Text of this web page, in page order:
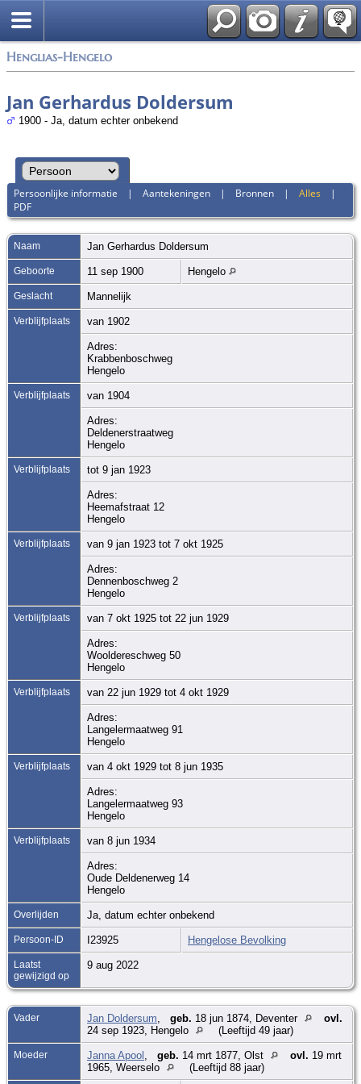
Henglias-Hengelo
Jan Gerhardus Doldersum
1900 - Ja, datum echter onbekend
Persoonlijke informatie |Aantekeningen | Bronnen |Alles |
PDF
Naam Jan Gerhardus Doldersum
Geboorte 11 sep 1900 Hengelo
Geslacht Mannelijk
Verblijfplaats van 1902
Adres:
Krabbenboschweg
Hengelo
Verblijfplaats van 1904
Adres:
Deldenerstraatweg
Hengelo
Verblijfplaats tot 9 jan 1923
Adres:
Heemafstraat 12
Hengelo
Verblijfplaats van 9 jan 1923 tot 7 okt 1925
Adres:
Dennenboschweg 2
Hengelo
Verblijfplaats van 7 okt 1925 tot 22 jun 1929
Adres:
Wooldereschweg 50
Hengelo
Verblijfplaats van 22 jun 1929 tot 4 okt 1929
Adres:
Langelermaatweg 91
Hengelo
Verblijfplaats van 4 okt 1929 tot 8 jun 1935
Adres:
Langelermaatweg 93
Hengelo
Verblijfplaats van 8 jun 1934
Adres:
Oude Deldenerweg 14
Hengelo
Overlijden Ja, datum echter onbekend
Persoon-ID I23925 Hengelose Bevolking
Laatst
gewijzigd op
9 aug 2022
Vader Jan Doldersum geb. 18 jun 1874, Deventer
ovl.
24 sep 1923, Hengelo
(Leeftijd 49 jaar)
Moeder Janna Apool geb. 14 mrt 1877, Olst ovl. 19 mrt
1965, Weerselo
(Leeftijd 88 jaar)